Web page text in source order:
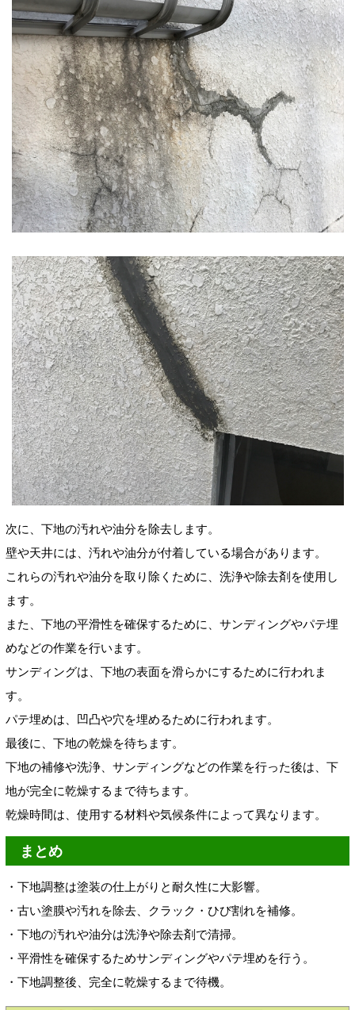
次に、下地の汚れや油分を除去します。
壁や天井には、汚れや油分が付着している場合があります。
これらの汚れや油分を取り除くために、洗浄や除去剤を使用し
ます。
また、下地の平滑性を確保するために、サンディングやパテ埋
めなどの作業を行います。
サンディングは、下地の表面を滑らかにするために行われま
す。
パテ埋めは、凹凸や穴を埋めるために行われます。
最後に、下地の乾燥を待ちます。
下地の補修や洗浄、サンディングなどの作業を行った後は、下
地が完全に乾燥するまで待ちます。
乾燥時間は、使用する材料や気候条件によって異なります。
まとめ
・下地調整は塗装の仕上がりと耐久性に大影響。
・古い塗膜や汚れを除去、クラック・ひび割れを補修。
・下地の汚れや油分は洗浄や除去剤で清掃。
・平滑性を確保するためサンディングやパテ埋めを行う。
・下地調整後、完全に乾燥するまで待機。